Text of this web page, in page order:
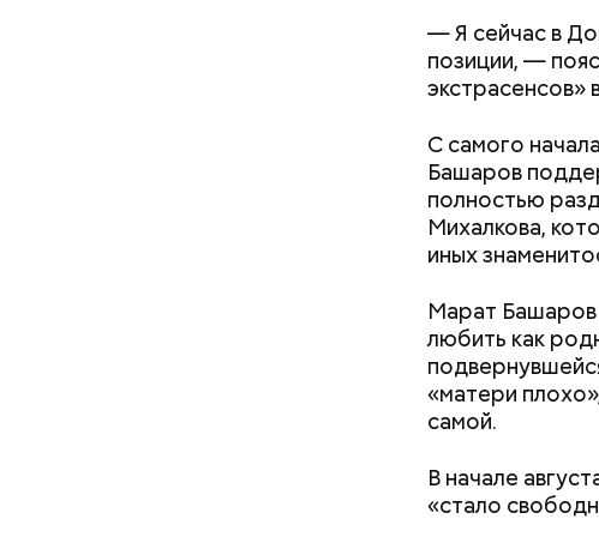
— Я сейчас в
позиции, —
экстрасенсов»
С самого
Башаров
полностью
Михалкова,
иных
Марат Башаров
любить как
«матери
самой.
В начале
«стало
Кроме того, в
они подавляют
кишечнике,
нужно
нельзя ни в
не стоит